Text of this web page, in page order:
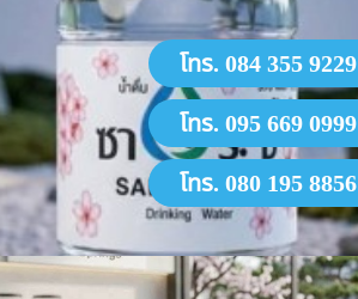
โทร. 084 355 9229
โทร. 095 669 0999
โทร. 080 195 8856